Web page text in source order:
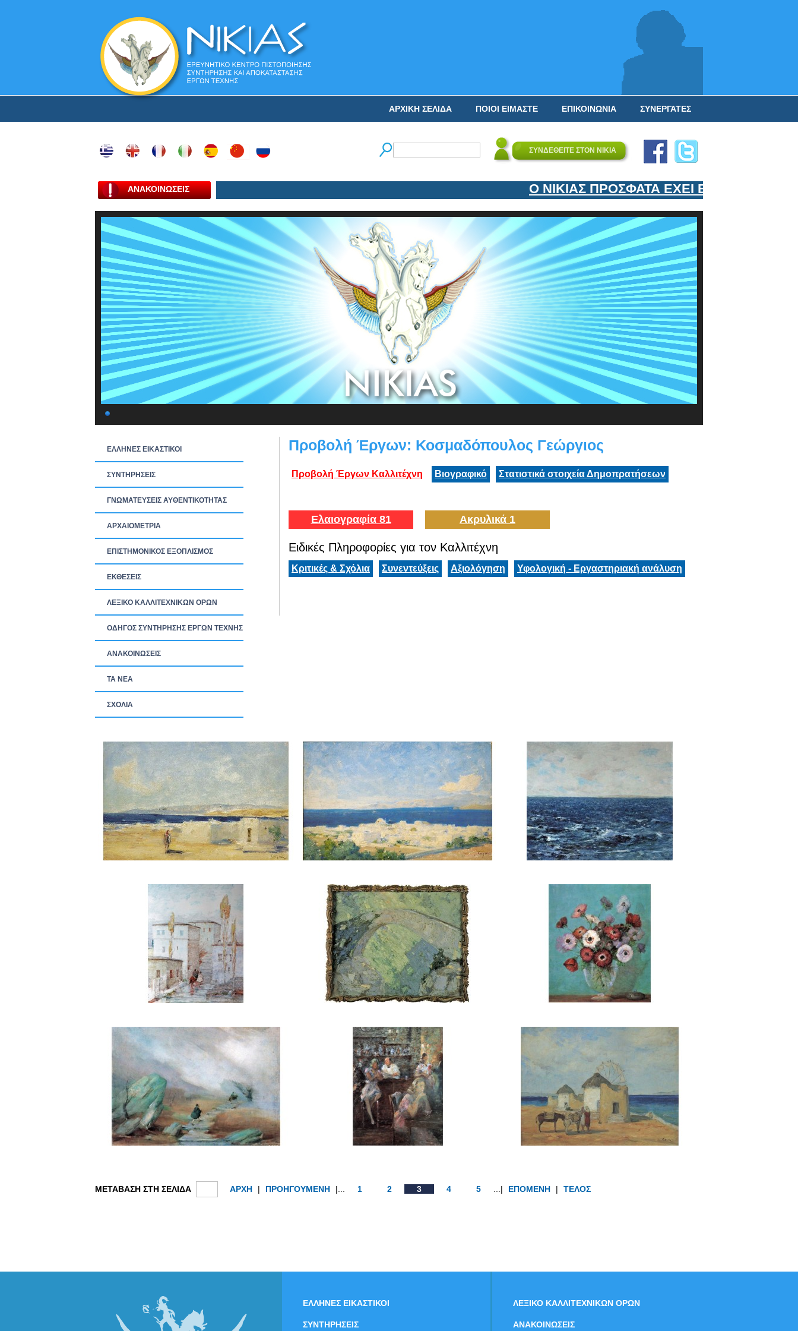
ΣΥΝΕΡΓΑΤΕΣ
ΕΠΙΚΟΙΝΩΝΙΑ
ΠΟΙΟΙ ΕΙΜΑΣΤΕ
ΑΡΧΙΚΗ ΣΕΛΙΔΑ
ΣΥΝΔΕΘΕΙΤΕ ΣΤΟΝ ΝΙΚΙΑ
ΑΝΑΚΟΙΝΩΣΕΙΣ Ο ΝΙΚΙΑΣ ΠΡΟΣΦΑΤΑ ΕΧΕΙ ΕΝΤΑΞΕΙ ΣΤΟΝ
ΕΛΛΗΝΕΣ ΕΙΚΑΣΤΙΚΟΙ
ΣΥΝΤΗΡΗΣΕΙΣ
ΓΝΩΜΑΤΕΥΣΕΙΣ ΑΥΘΕΝΤΙΚΟΤΗΤΑΣ
ΑΡΧΑΙΟΜΕΤΡΙΑ
ΕΠΙΣΤΗΜΟΝΙΚΟΣ ΕΞΟΠΛΙΣΜΟΣ
ΕΚΘΕΣΕΙΣ
ΛΕΞΙΚΟ ΚΑΛΛΙΤΕΧΝΙΚΩΝ ΟΡΩΝ
ΟΔΗΓΟΣ ΣΥΝΤΗΡΗΣΗΣ ΕΡΓΩΝ ΤΕΧΝΗΣ
ΑΝΑΚΟΙΝΩΣΕΙΣ
ΤΑ ΝEΑ
ΣΧΟΛΙΑ
Προβολή Έργων: Κοσμαδόπουλος Γεώργιος
Προβολή Έργων Καλλιτέχνη Βιογραφικό Στατιστικά στοιχεία Δημοπρατήσεων
Ελαιογραφία 81 Ακρυλικά 1
Ειδικές Πληροφορίες για τον Καλλιτέχνη
Κριτικές & Σχόλια Συνεντεύξεις Αξιολόγηση Υφολογική - Εργαστηριακή ανάλυση
ΜΕΤΑΒΑΣΗ ΣΤΗ ΣΕΛΙΔΑ ΑΡΧΗ | ΠΡΟΗΓΟΥΜΕΝΗ |... 1 2 3 4 5 ...| ΕΠΟΜΕΝΗ | ΤΕΛΟΣ
ΕΛΛΗΝΕΣ ΕΙΚΑΣΤΙΚΟΙ
ΣΥΝΤΗΡΗΣΕΙΣ
ΛΕΞΙΚΟ ΚΑΛΛΙΤΕΧΝΙΚΩΝ ΟΡΩΝ
ΑΝΑΚΟΙΝΩΣΕΙΣ